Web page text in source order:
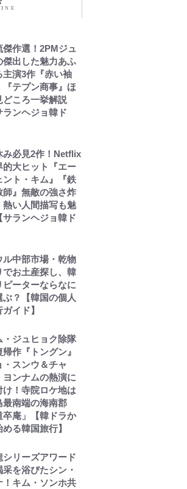
傑作選！2PMジュ
傑出した魅力あふ
主演3作『赤い袖
『テプン商事』ほ
どころ一挙解説
ランヘジョ韓ド
み必見2作！Netflix
的大ヒット『エー
ント・キム』『鉄
師』無敵の強さ炸
熱い人間描写も魅
サランヘジョ韓ド
ル中部市場・乾物
でお土産探し、韓
ピーターならなに
ぶ？【韓国の個人
イド】
・ジュヒョク除隊
帰作『トングン』
・スンウ＆チャ
ヨンナムの熱演に
け！寺院ロケ地は
最南端の海南郡
卒庵」【韓ドラか
める韓国旅行】
シリーズアワード
采を浴びたシン・
！キム・ソンホ共